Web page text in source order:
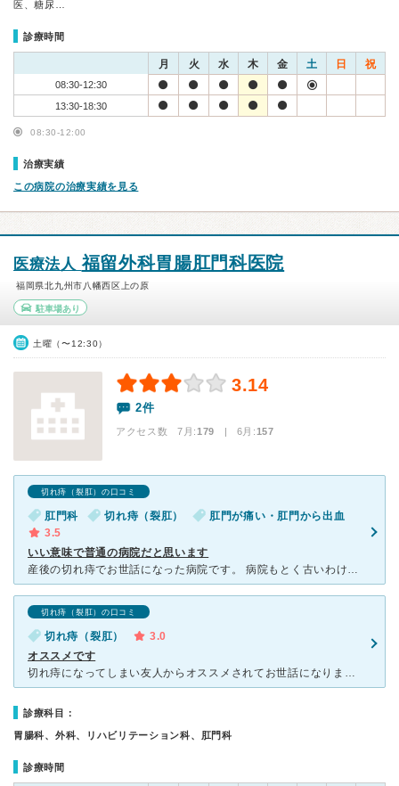
医、糖尿…
診療時間
月 火 水 木 金 土 日 祝
08:30-12:30
13:30-18:30
08:30-12:00
治療実績
この病院の治療実績を見る
医療法人福留外科胃腸肛門科医院
福岡県北九州市八幡西区上の原
駐車場あり
土曜（〜12:30）
3.14
2件
アクセス数 7月:179 | 6月:157
切れ痔（裂肛）の口コミ
肛門科 切れ痔（裂肛）
肛門が痛い・肛門から出血
3.5
いい意味で普通の病院だと思います
産後の切れ痔でお世話になった病院です。 病院もとく古いわけでもなく普通にきれいだと思います。先生も看護士さん達もやさしく対応していただき悪いところは感じられなかったのですが、患者さんはとっても少ない
切れ痔（裂肛）の口コミ
切れ痔（裂肛）
3.0
オススメです
切れ痔になってしまい友人からオススメされてお世話になりました。 外観や院内は綺麗で清潔感があり掃除も良くされています。 待合室も広くてゆっくり座れるスペースがあります。 予約などは、出来ない
診療科目：
胃腸科、外科、リハビリテーション科、肛門科
診療時間